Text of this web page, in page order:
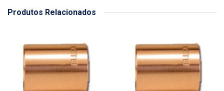
Produtos Relacionados